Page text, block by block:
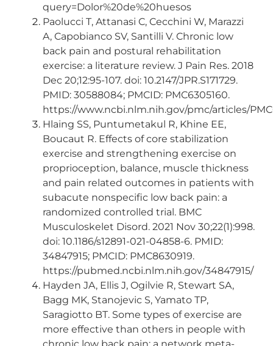
query=Dolor%20de%20huesos
Paolucci T, Attanasi C, Cecchini W, Marazzi
A, Capobianco SV, Santilli V. Chronic low
back pain and postural rehabilitation
exercise: a literature review. J Pain Res. 2018
Dec 20;12:95-107. doi: 10.2147/JPR.S171729.
PMID: 30588084; PMCID: PMC6305160.
https://www.ncbi.nlm.nih.gov/pmc/articles/
Hlaing SS, Puntumetakul R, Khine EE,
Boucaut R. Effects of core stabilization
exercise and strengthening exercise on
proprioception, balance, muscle thickness
and pain related outcomes in patients with
subacute nonspecific low back pain: a
randomized controlled trial. BMC
Musculoskelet Disord. 2021 Nov 30;22(1):998.
doi: 10.1186/s12891-021-04858-6. PMID:
34847915; PMCID: PMC8630919.
https://pubmed.ncbi.nlm.nih.gov/34847915/
Hayden JA, Ellis J, Ogilvie R, Stewart SA,
Bagg MK, Stanojevic S, Yamato TP,
Saragiotto BT. Some types of exercise are
more effective than others in people with
chronic low back pain: a network meta-